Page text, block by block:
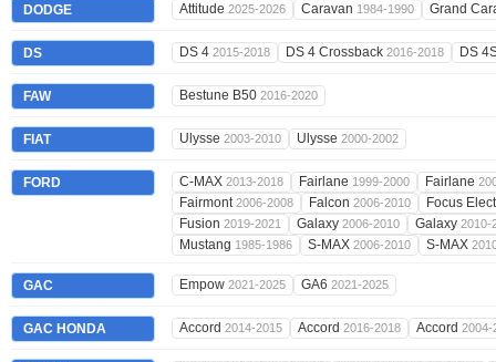
DODGE Attitude 2025-2026 Caravan 1984-1990 Grand
DS DS 4 2015-2018 DS 4 Crossback 2016-2018 DS
FAW Bestune B50 2016-2020
FIAT Ulysse 2003-2010 Ulysse 2000-2002
FORD C-MAX 2013-2018 Fairlane 1999-2000 Fairlane
Fairmont2006-2008 Falcon 2006-2010
Focus
Fusion 2019-2021 Galaxy 2006-2010 Galaxy 2010-
Mustang 1985-1986 S-MAX 2006-2010 S-MAX
GAC Empow 2021-2025 GA6 2021-2025
GAC HONDA Accord 2014-2015 Accord 2016-2018 Accord 2004-